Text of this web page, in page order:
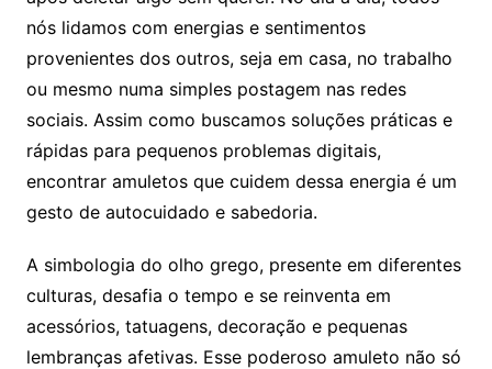
nós lidamos com energias e sentimentos
provenientes dos outros, seja em casa, no trabalho
ou mesmo numa simples postagem nas redes
sociais. Assim como buscamos soluções práticas e
rápidas para pequenos problemas digitais,
encontrar amuletos que cuidem dessa energia é um
gesto de autocuidado e sabedoria.
A simbologia do olho grego, presente em diferentes
culturas, desafia o tempo e se reinventa em
acessórios, tatuagens, decoração e pequenas
lembranças afetivas. Esse poderoso amuleto não só